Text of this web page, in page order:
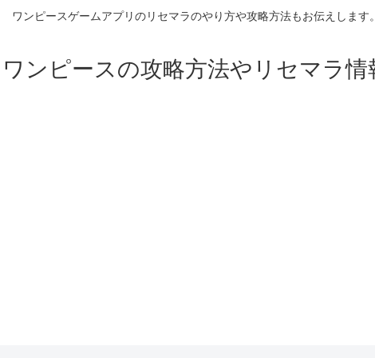
ワンピースゲームアプリのリセマラのやり方や攻略方法もお伝えします
ワンピースの攻略方法やリセマラ情